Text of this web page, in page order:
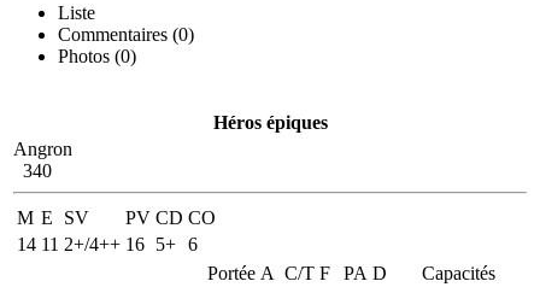
Liste
Commentaires (0)
Photos (0)
Héros épiques
Angron
340
M E SV PV CD CO
14 11 2+/4++ 16 5+ 6
Portée A C/T F PA D
Capacités